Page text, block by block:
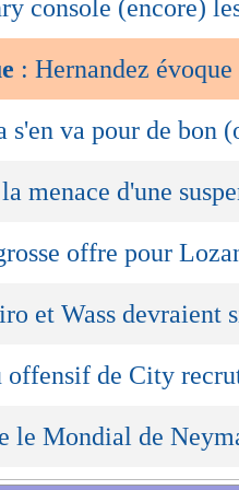
console (encore)
: Hernandez
s'en va pour de bon
menace d'une
offre pour
et Wass devraient
offensif de City
le Mondial de